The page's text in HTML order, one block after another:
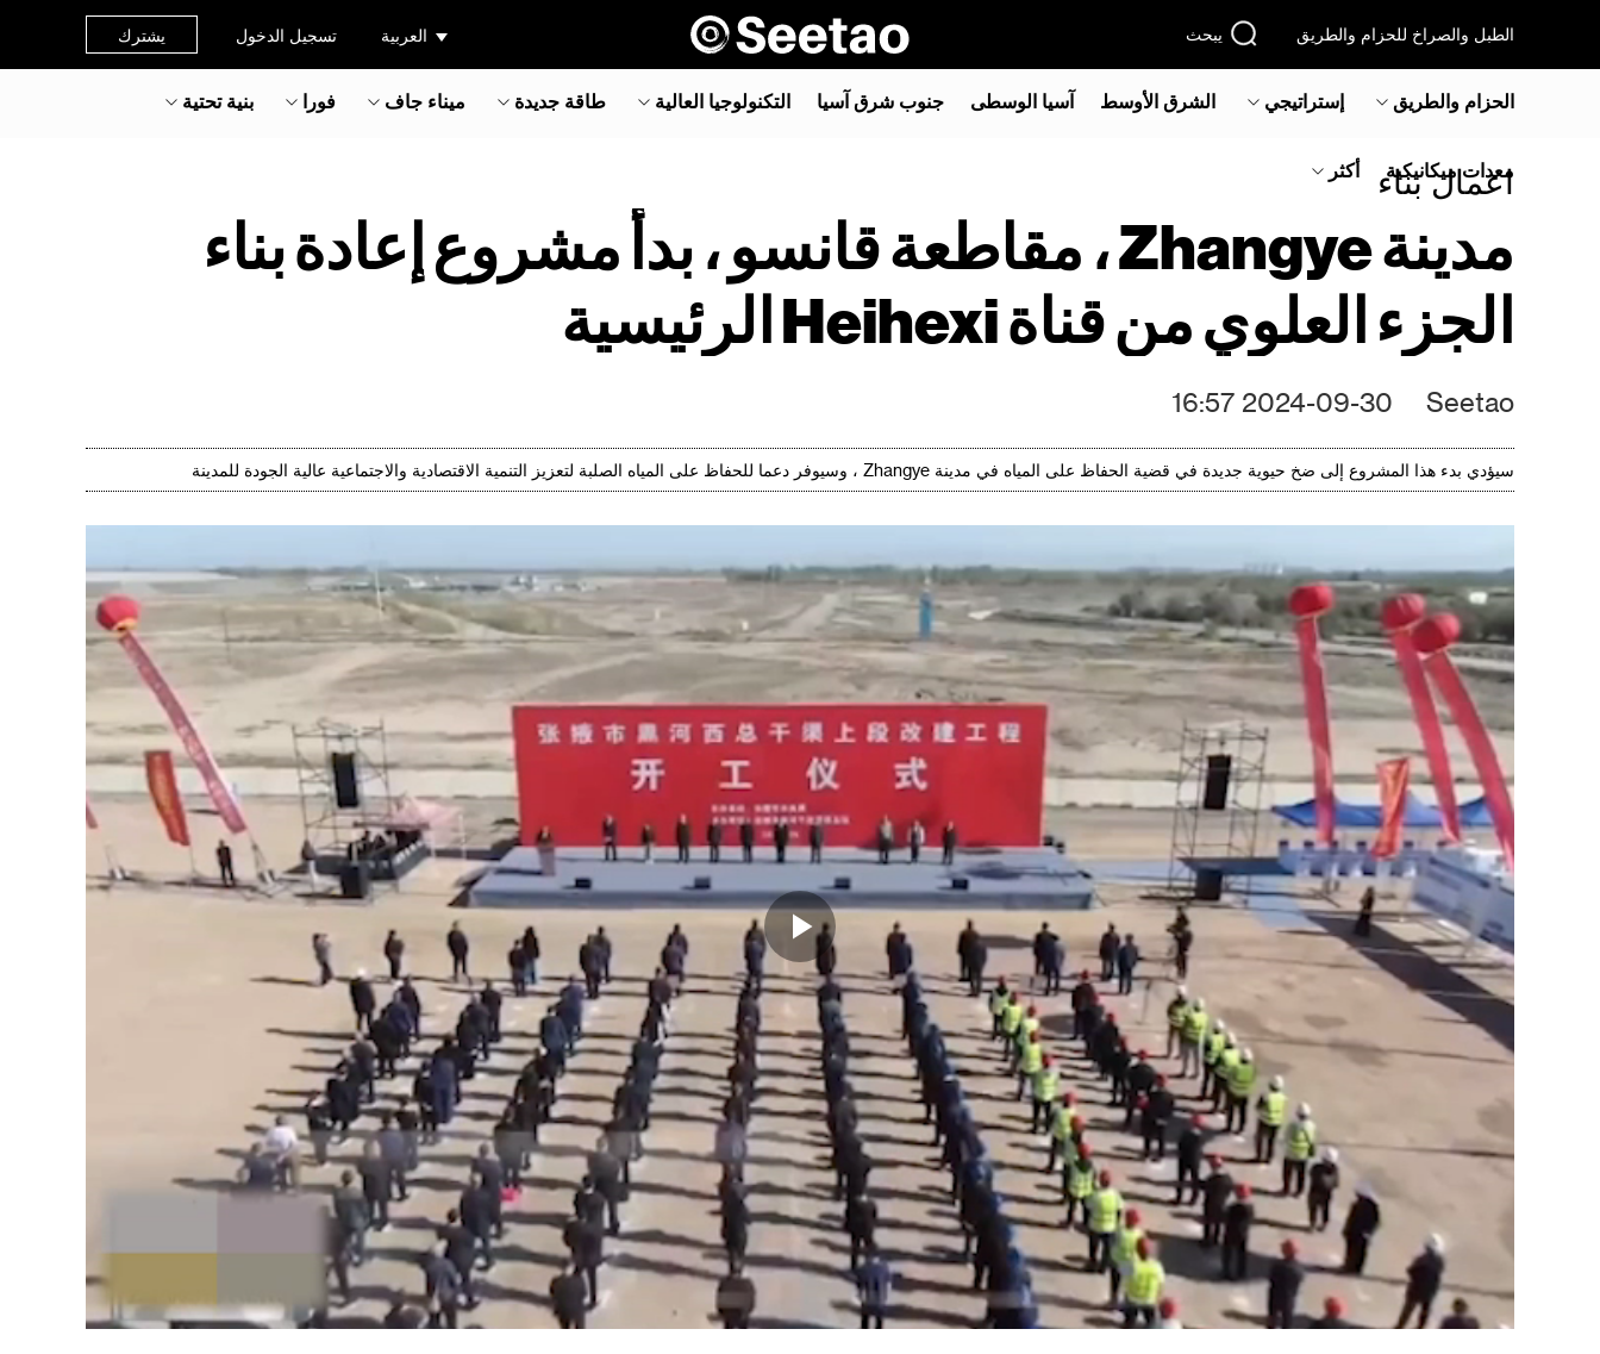
الطبل والصراخ للحزام والطريق يبحث العربية تسجيل الدخول يشترك
الحزام والطريق إستراتيجي الشرق الأوسط‎ آسيا الوسطى جنوب شرق آسيا‎ التكنولوجيا العالية طاقة جديدة ميناء جاف فورا بنية تحتية
معدات ميكانيكية أكثر اعمال بناء
مدينة Zhangye ، مقاطعة قانسو ، بدأ مشروع إعادة بناء
الجزء العلوي من قناة Heihexi الرئيسية
Seetao
2024-09-30 16:57
سيؤدي بدء هذا المشروع إلى ضخ حيوية جديدة في قضية الحفاظ على المياه في مدينة Zhangye ، وسيوفر دعما للحفاظ على المياه الصلبة لتعزيز التنمية الاقتصادية والاجتماعية عالية الجودة للمدينة
Play
Video